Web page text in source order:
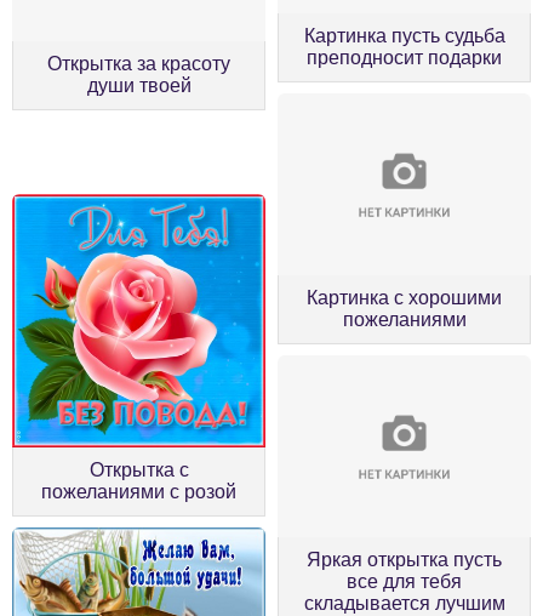
Открытка за красоту
души твоей
Картинка пусть судьба
преподносит подарки
Открытка с
пожеланиями с розой
Картинка с хорошими
пожеланиями
Яркая открытка пусть
все для тебя
складывается лучшим